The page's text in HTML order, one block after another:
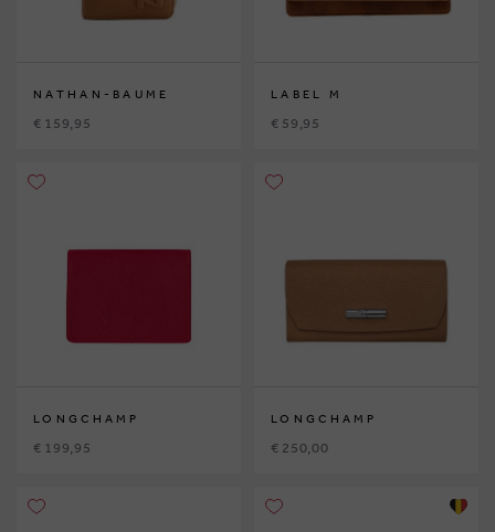
NATHAN-BAUME
€ 159,95
LABEL M
€ 59,95
LONGCHAMP
€ 199,95
LONGCHAMP
€ 250,00